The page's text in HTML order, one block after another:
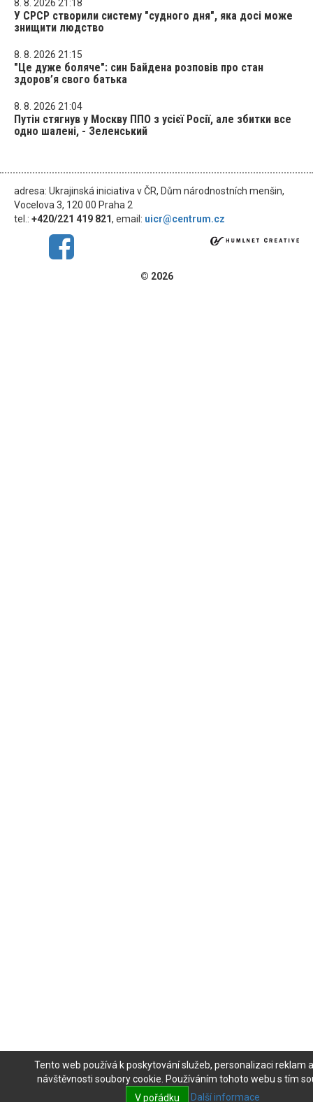
8. 8. 2026 21:18
У СРСР створили систему "судного дня", яка досі може
знищити людство
8. 8. 2026 21:15
"Це дуже боляче": син Байдена розповів про стан
здоров’я свого батька
8. 8. 2026 21:04
Путін стягнув у Москву ППО з усієї Росії, але збитки все
одно шалені, - Зеленський
adresa: Ukrajinská iniciativa v ČR, Dům národnostních menšin,
Vocelova 3, 120 00 Praha 2
tel.: +420/221 419 821, email: uicr@centrum.cz
© 2026
Tento web používá k poskytování služeb, personalizaci reklam
návštěvnosti soubory cookie. Používáním tohoto webu s tím
V pořádku
Další informace